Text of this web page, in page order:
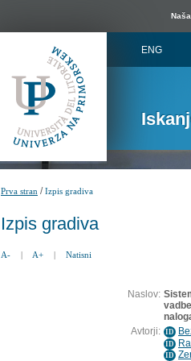
ENG
Prva stran /Izpis gradiva
Izpis gradiva
A- | A+ | Natisni
Naslov:
Avtorji: ID
ID
ID